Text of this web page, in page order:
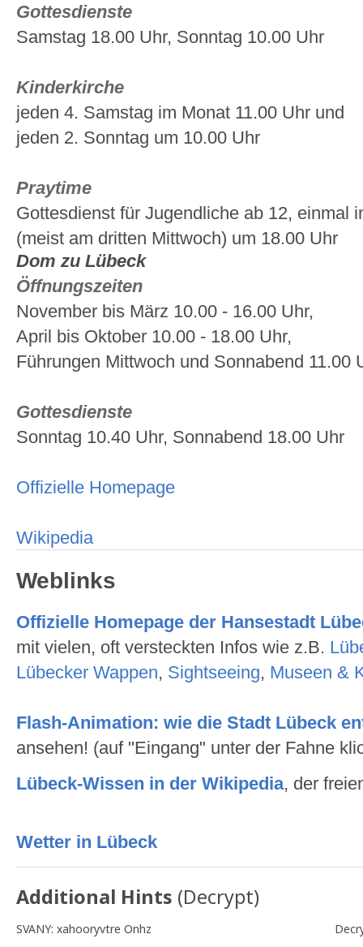
Gottesdienste
Samstag 18.00 Uhr, Sonntag 10.00 Uhr
Kinderkirche
jeden 4. Samstag im Monat 11.00 Uhr und
jeden 2. Sonntag um 10.00 Uhr
Praytime
Gottesdienst für Jugendliche ab 12, einmal
(meist am dritten Mittwoch) um 18.00 Uhr
Dom zu Lübeck
Öffnungszeiten
November bis März 10.00 - 16.00 Uhr,
April bis Oktober 10.00 - 18.00 Uhr,
Führungen Mittwoch und Sonnabend 11.00
Gottesdienste
Sonntag 10.40 Uhr, Sonnabend 18.00 Uhr
Offizielle Homepage
Wikipedia
Weblinks
Offizielle Homepage der Hansestadt
mit vielen, oft versteckten Infos wie z.B.
Lübecker Wappen, Sightseeing, Museen &
Flash-Animation: wie die Stadt Lübeck
ansehen! (auf "Eingang" unter der Fahne
Lübeck-Wissen in der Wikipedia, der
Wetter in Lübeck
Additional Hints (Decrypt)
SVANY: xahooryvtre Onhz